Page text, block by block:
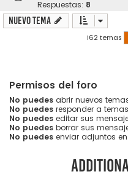
Respuestas: 8
Nuevo Tema
162 temas
Permisos del foro
No puedes abrir nuevos
No puedes responder a
No puedes editar sus
No puedes borrar sus
No puedes enviar adjuntos en